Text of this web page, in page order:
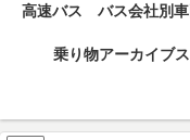
乗り物アーカイブス